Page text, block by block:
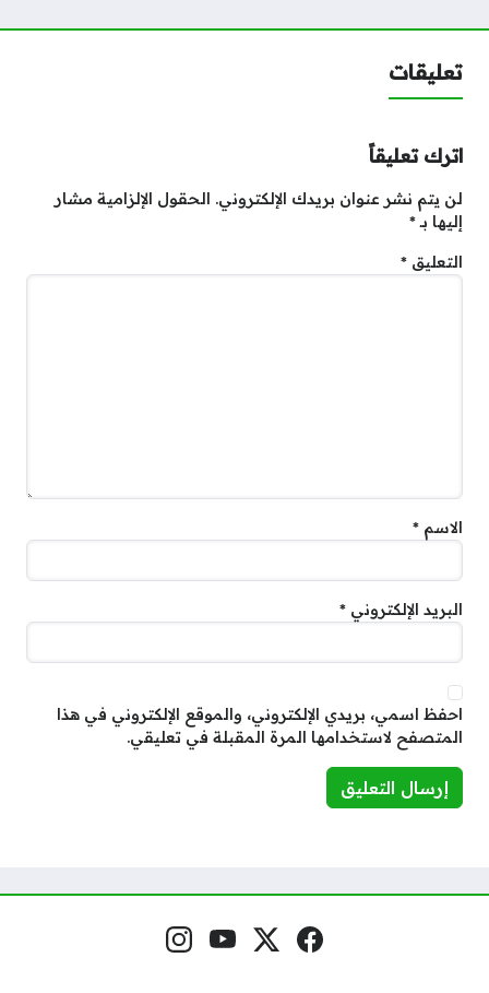
تعليقات
اترك تعليقاً
لن يتم نشر عنوان بريدك الإلكتروني. الحقول الإلزامية مشار
إليها بـ*
التعليق *
الاسم *
البريد الإلكتروني *
احفظ اسمي، بريدي الإلكتروني، والموقع الإلكتروني في هذا
المتصفح لاستخدامها المرة المقبلة في تعليقي.
مواقع التواصل فيسبوكمنصة إكس
يوتيوبإنستغرام